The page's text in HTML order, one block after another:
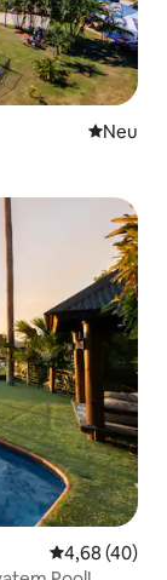
Neue
Neu
4,68 (40)